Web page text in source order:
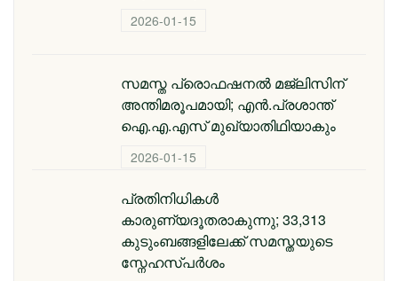
2026-01-15
സമസ്ത പ്രൊഫഷനൽ മജ്‌ലിസിന്
അന്തിമരൂപമായി; എൻ.പ്രശാന്ത്
ഐ.എ.എസ് മുഖ്യാതിഥിയാകും
2026-01-15
പ്രതിനിധികൾ
കാരുണ്യദൂതരാകുന്നു; 33,313
കുടുംബങ്ങളിലേക്ക് സമസ്തയുടെ
സ്നേഹസ്പർശം